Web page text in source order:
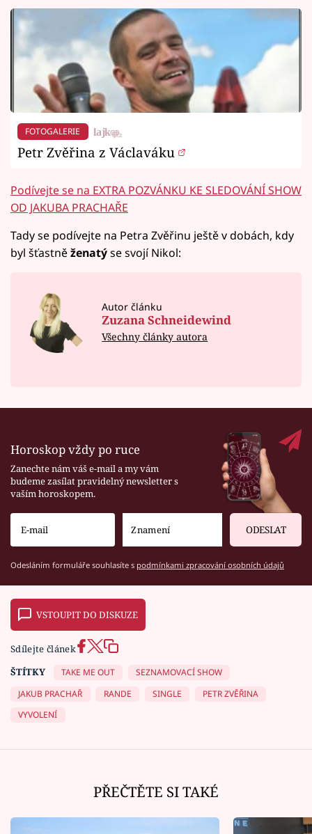
FOTOGALERIE
Petr Zvěřina z Václaváku
Podívejte se na EXTRA POZVÁNKU KE SLEDOVÁNÍ SHOW
OD JAKUBA PRACHAŘE
Tady se podívejte na Petra Zvěřinu ještě v dobách, kdy
byl šťastněženatýse svojí Nikol:
Autor článku
Zuzana Schneidewind
Všechny články autora
Horoskop vždy po ruce
Zanechte nám váš e-mail a my vám
budeme zasílat pravidelný newsletter s
vaším horoskopem.
ODESLAT
Odesláním formuláře souhlasíte s podmínkami zpracování osobních údajů
VSTOUPIT DO DISKUZE
Sdílejte článek
ŠTÍTKY
TAKE ME OUT
SEZNAMOVACÍ SHOW
JAKUB PRACHAŘ
RANDE SINGLE
PETR ZVĚŘINA
VYVOLENÍ
PŘEČTĚTE SI TAKÉ